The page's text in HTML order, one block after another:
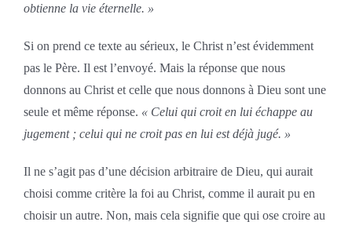
obtienne la vie éternelle. »
Si on prend ce texte au sérieux, le Christ n’est évidemment
pas le Père. Il est l’envoyé. Mais la réponse que nous
donnons au Christ et celle que nous donnons à Dieu sont une
seule et même réponse. « Celui qui croit en lui échappe au
jugement ; celui qui ne croit pas en lui est déjà jugé. »
Il ne s’agit pas d’une décision arbitraire de Dieu, qui aurait
choisi comme critère la foi au Christ, comme il aurait pu en
choisir un autre. Non, mais cela signifie que qui ose croire au